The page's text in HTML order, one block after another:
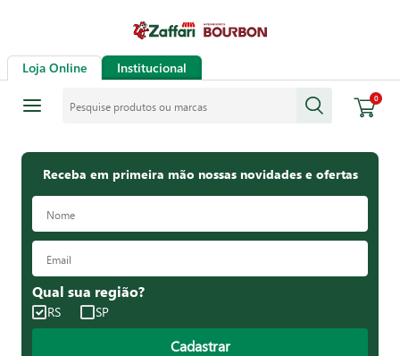
Loja Online Institucional
0
Receba em primeira mão nossas novidades e ofertas
Qual sua região?
RS SP
Cadastrar